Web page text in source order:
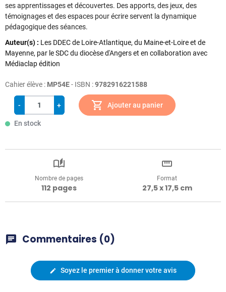
ses apprentissages et découvertes. Des apports, des jeux, des
témoignages et des espaces pour écrire servent la dynamique
pédagogique des séances.
Auteur(s) : Les DDEC de Loire-Atlantique, du Maine-et-Loire et de
Mayenne, par le SDC du diocèse d'Angers et en collaboration avec
Médiaclap édition
Cahier élève : MP54E- ISBN :9782916221588
- + shopping_cart Ajouter au panier
En stock
auto_stories
Nombre de pages
112 pages
straighten
Format
27,5 x 17,5 cm
chat Commentaires (0)
edit Soyez le premier à donner votre avis